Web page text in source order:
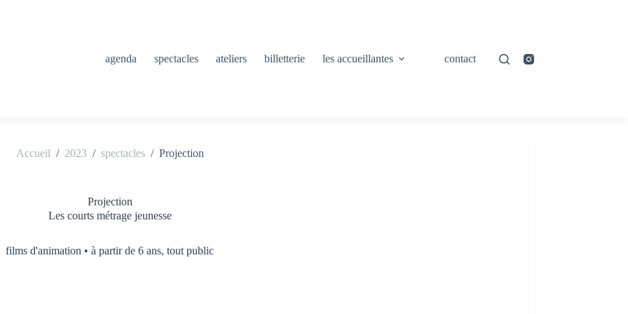
agenda spectacles ateliers billetterie les accueillantes contact
Accueil / 2023 / spectacles / Projection
Projection
Les courts métrage jeunesse
films d'animation • à partir de 6 ans, tout public